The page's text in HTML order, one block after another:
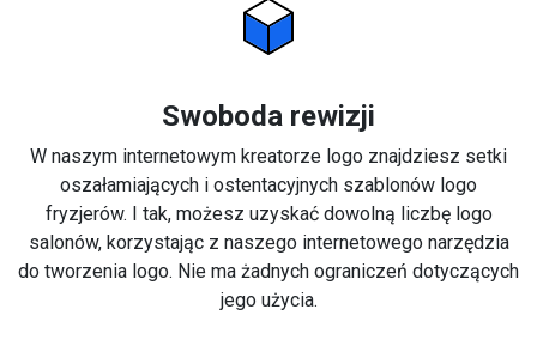
Swoboda rewizji
W naszym internetowym kreatorze logo znajdziesz setki
oszałamiających i ostentacyjnych szablonów logo
fryzjerów. I tak, możesz uzyskać dowolną liczbę logo
salonów, korzystając z naszego internetowego narzędzia
do tworzenia logo. Nie ma żadnych ograniczeń dotyczących
jego użycia.